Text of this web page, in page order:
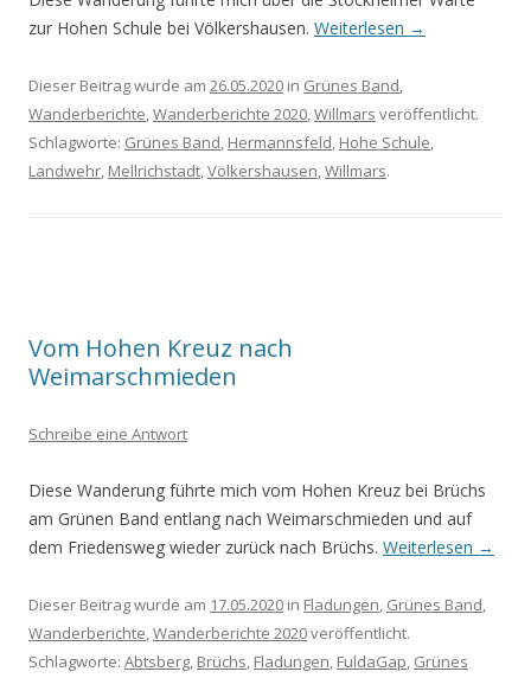
zur Hohen Schule bei Völkershausen. Weiterlesen →
Dieser Beitrag wurde am 26.05.2020 in Grünes Band,
Wanderberichte,Wanderberichte 2020,Willmars veröffentlicht.
Schlagworte: Grünes Band, Hermannsfeld, Hohe Schule,
Landwehr, Mellrichstadt,Völkershausen,Willmars.
Vom Hohen Kreuz nach
Weimarschmieden
Schreibe eine Antwort
Diese Wanderung führte mich vom Hohen Kreuz bei Brüchs
am Grünen Band entlang nach Weimarschmieden und auf
dem Friedensweg wieder zurück nach Brüchs. Weiterlesen →
Dieser Beitrag wurde am 17.05.2020 in Fladungen, Grünes Band,
Wanderberichte,Wanderberichte 2020veröffentlicht.
Schlagworte: Abtsberg, Brüchs, Fladungen, FuldaGap, Grünes